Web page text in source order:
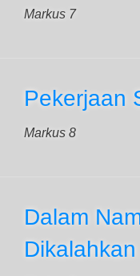
Markus 7
Pekerjaan
Markus 8
Dalam
Dikalahkan